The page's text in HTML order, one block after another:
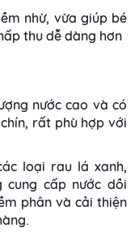
nhừ, vừa giúp bé
thu dễ dàng hơn
nước cao và có
rất phù hợp với
loại rau lá xanh,
cung cấp nước dồi
phân và cải thiện